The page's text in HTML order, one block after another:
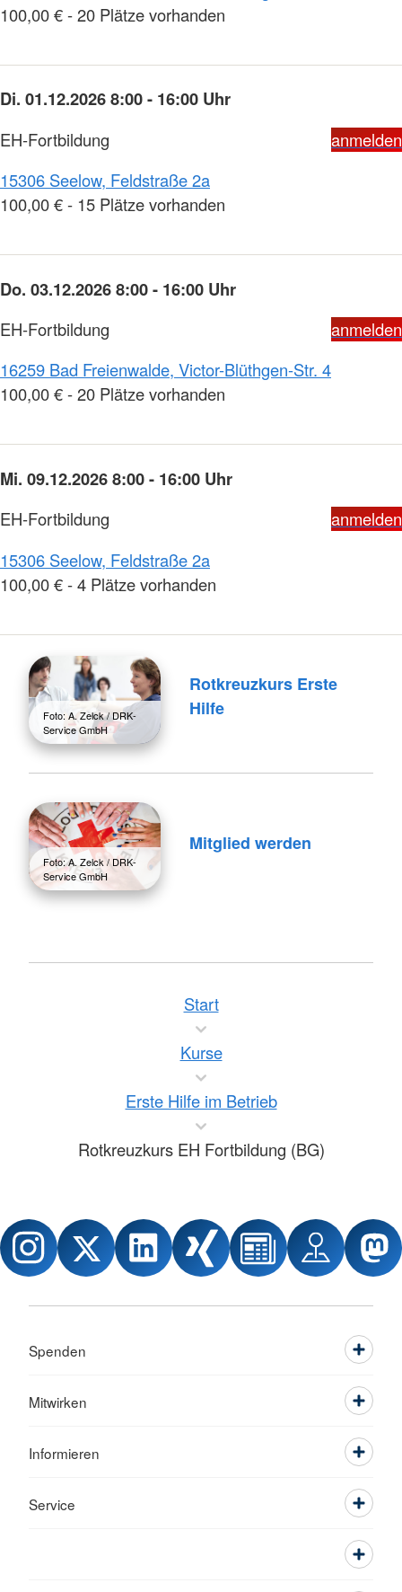
100,00 € - 20 Plätze vorhanden
Di. 01.12.2026 8:00 - 16:00 Uhr
EH-Fortbildung
anmelden
15306 Seelow, Feldstraße 2a
100,00 € - 15 Plätze vorhanden
Do. 03.12.2026 8:00 - 16:00 Uhr
EH-Fortbildung
anmelden
16259 Bad Freienwalde, Victor-Blüthgen-Str. 4
100,00 € - 20 Plätze vorhanden
Mi. 09.12.2026 8:00 - 16:00 Uhr
EH-Fortbildung
anmelden
15306 Seelow, Feldstraße 2a
100,00 € - 4 Plätze vorhanden
Foto: A. Zelck / DRK-
Service GmbH
Rotkreuzkurs Erste
Hilfe
Foto: A. Zelck / DRK-
Service GmbH
Mitglied werden
Start
Kurse
Erste Hilfe im Betrieb
Rotkreuzkurs EH Fortbildung (BG)
Spenden
Mitwirken
Informieren
Service